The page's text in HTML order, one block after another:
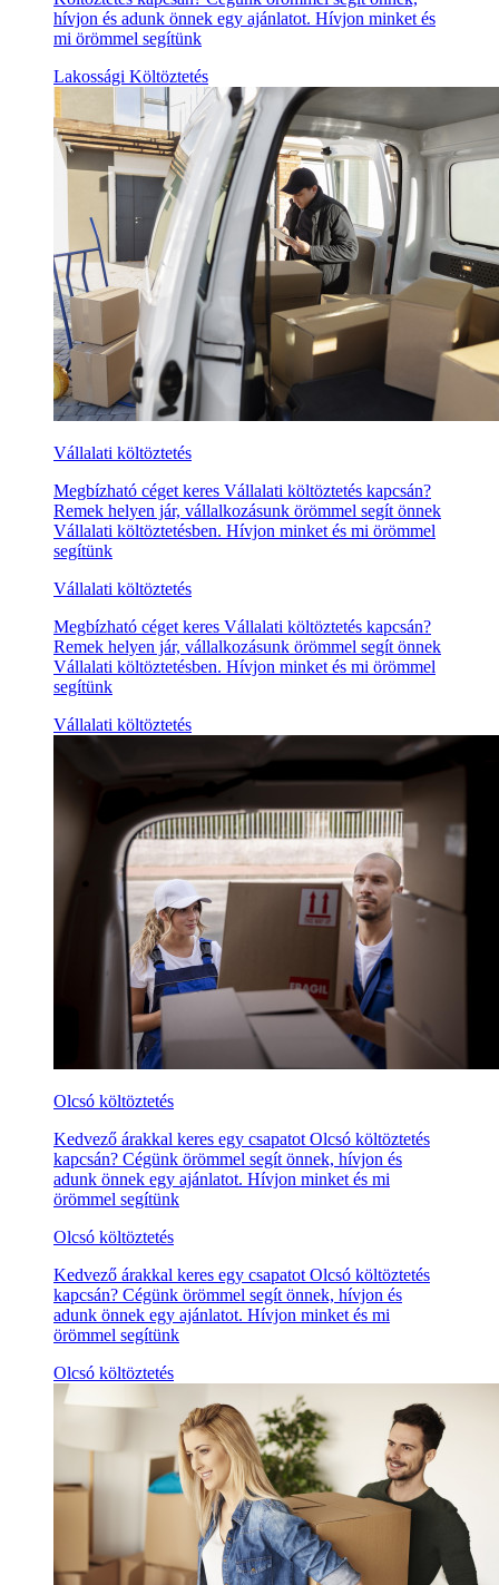
hívjon és adunk önnek egy ajánlatot. Hívjon minket és
mi örömmel segítünk
Lakossági Költöztetés
Vállalati költöztetés
Megbízható céget keres Vállalati költöztetés kapcsán?
Remek helyen jár, vállalkozásunk örömmel segít önnek
Vállalati költöztetésben. Hívjon minket és mi örömmel
segítünk
Vállalati költöztetés
Megbízható céget keres Vállalati költöztetés kapcsán?
Remek helyen jár, vállalkozásunk örömmel segít önnek
Vállalati költöztetésben. Hívjon minket és mi örömmel
segítünk
Vállalati költöztetés
Olcsó költöztetés
Kedvező árakkal keres egy csapatot Olcsó költöztetés
kapcsán? Cégünk örömmel segít önnek, hívjon és
adunk önnek egy ajánlatot. Hívjon minket és mi
örömmel segítünk
Olcsó költöztetés
Kedvező árakkal keres egy csapatot Olcsó költöztetés
kapcsán? Cégünk örömmel segít önnek, hívjon és
adunk önnek egy ajánlatot. Hívjon minket és mi
örömmel segítünk
Olcsó költöztetés